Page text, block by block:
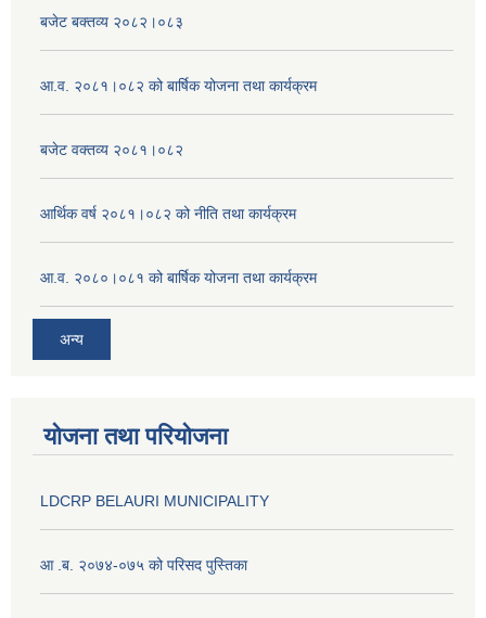
बजेट बक्तव्य २०८२।०८३
आ.व. २०८१।०८२ को बार्षिक योजना तथा कार्यक्रम
बजेट वक्तव्य २०८१।०८२
आर्थिक वर्ष २०८१।०८२ को नीति तथा कार्यक्रम
आ.व. २०८०।०८१ को बार्षिक योजना तथा कार्यक्रम
अन्य
योजना तथा परियोजना
LDCRP BELAURI MUNICIPALITY
आ .ब. २०७४-०७५ को परिसद पुस्तिका